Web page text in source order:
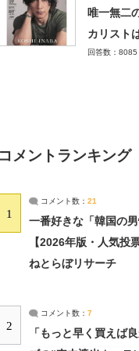
唯一無二
カリスト
回答数：8085
メントランキング
1
コメント数： 21
一番好きな「韓国の
【2026年版・人気投
ねとらぼリサーチ
2
コメント数： 7
「もっと早く買えば